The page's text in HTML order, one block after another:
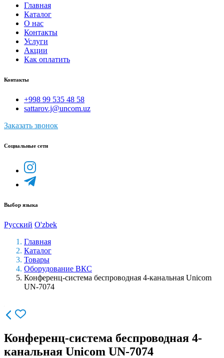
Главная
Каталог
О нас
Контакты
Услуги
Акции
Как оплатить
Контакты
+998 99 535 48 58
sattarov.j@uncom.uz
Заказать звонок
Социальные сети
Выбор языка
Русский O'zbek
Главная
Каталог
Товары
Оборудование ВКС
Конференц-система беспроводная 4-канальная Unicom
UN-7074
Конференц-система беспроводная 4-
канальная Unicom UN-7074